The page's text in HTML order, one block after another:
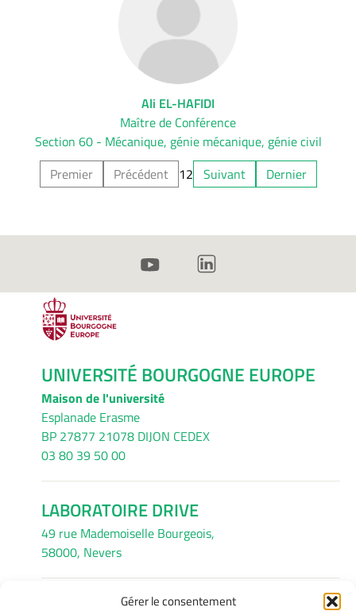
Gérer le consentement
Ali EL-HAFIDI
Maître de Conférence
Section 60 - Mécanique, génie mécanique, génie civil
Premier
Précédent 12 Suivant Dernier
UNIVERSITÉ BOURGOGNE EUROPE
Maison de l'université
Esplanade Erasme
BP 27877 21078 DIJON CEDEX
03 80 39 50 00
LABORATOIRE DRIVE
49 rue Mademoiselle Bourgeois,
58000, Nevers